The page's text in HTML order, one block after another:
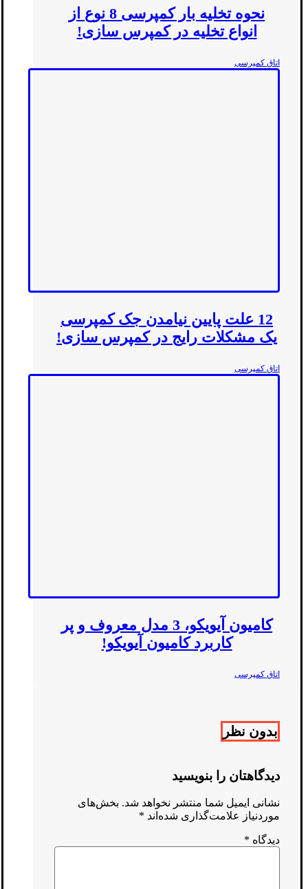
نحوه تخلیه بار کمپرسی 8 نوع از
انواع تخلیه در کمپرس سازی!
اتاق کمپرسی
12 علت پایین نیامدن جک کمپرسی
یک مشکلات رایج در کمپرس سازی!
اتاق کمپرسی
کامیون آیویکو، 3 مدل معروف و پر
کاربرد کامیون آیویکو!
اتاق کمپرسی
بدون نظر
دیدگاهتان را بنویسید
نشانی ایمیل شما منتشر نخواهد شد. بخش‌های
موردنیاز علامت‌گذاری شده‌اند *
دیدگاه *